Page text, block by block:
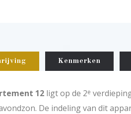
Kenmerken
12 ligt op de 2e
De indeling van dit